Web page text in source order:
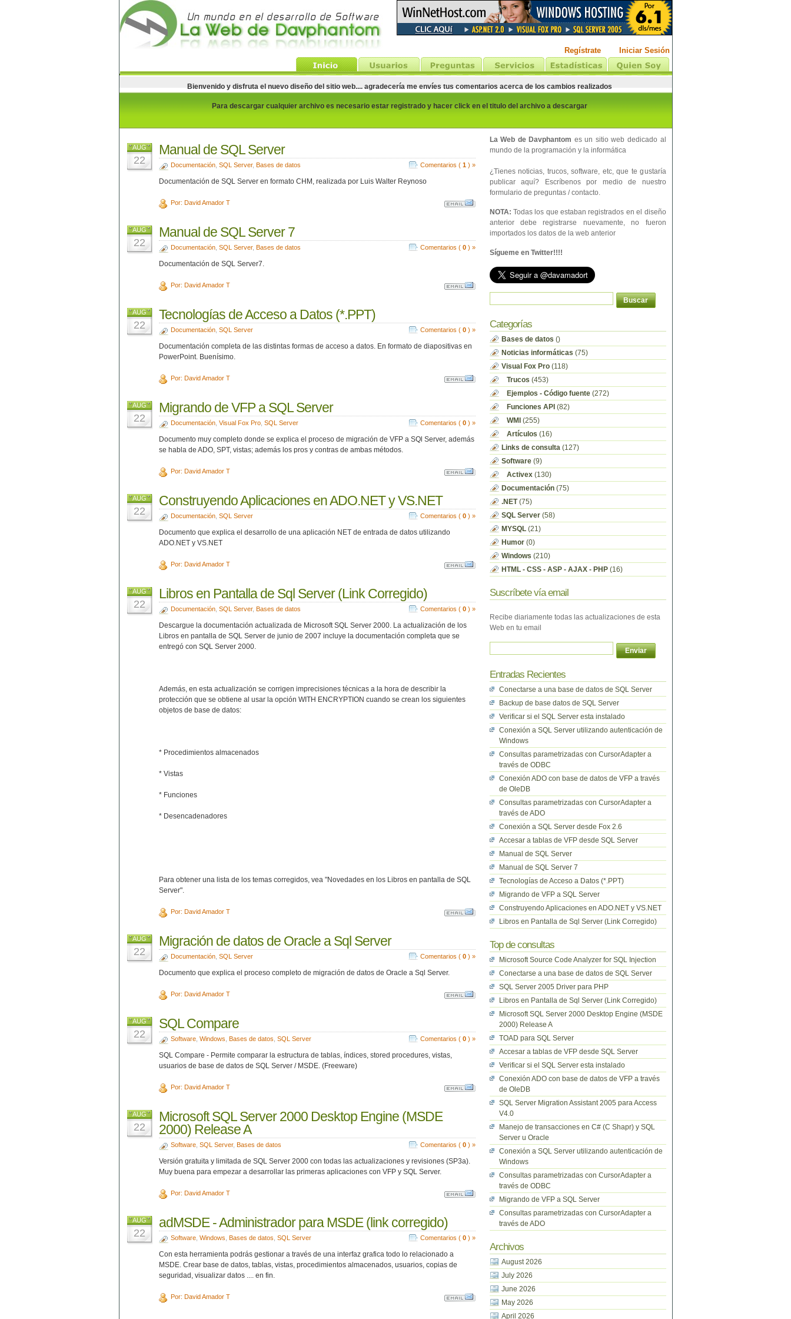
Regístrate Iniciar Sesión
Bienvenido y disfruta el nuevo diseño del sitio web.... agradecería me envíes tus comentarios acerca de los cambios realizados
Para descargar cualquier archivo es necesario estar registrado y hacer click en el titulo del archivo a descargar
AUG
22
Manual de SQL Server
Documentación, SQL Server, Bases de datos Comentarios ( 1) »
Documentación de SQL Server en formato CHM, realizada por Luis Walter Reynoso
Por: David Amador T
AUG
22
Manual de SQL Server 7
Documentación, SQL Server, Bases de datos Comentarios ( 0) »
Documentación de SQL Server7.
Por: David Amador T
AUG
22
Tecnologías de Acceso a Datos (*.PPT)
Documentación, SQL Server Comentarios ( 0) »
Documentación completa de las distintas formas de acceso a datos. En formato de diapositivas en
PowerPoint. Buenísimo.
Por: David Amador T
AUG
22
Migrando de VFP a SQL Server
Documentación, Visual Fox Pro, SQL Server Comentarios ( 0) »
Documento muy completo donde se explica el proceso de migración de VFP a SQl Server, además
se habla de ADO, SPT, vistas; además los pros y contras de ambas métodos.
Por: David Amador T
AUG
22
Construyendo Aplicaciones en ADO.NET y VS.NET
Documentación, SQL Server Comentarios ( 0) »
Documento que explica el desarrollo de una aplicación NET de entrada de datos utilizando
ADO.NET y VS.NET
Por: David Amador T
AUG
22
Libros en Pantalla de Sql Server (Link Corregido)
Documentación, SQL Server, Bases de datos Comentarios ( 0) »
Descargue la documentación actualizada de Microsoft SQL Server 2000. La actualización de los
Libros en pantalla de SQL Server de junio de 2007 incluye la documentación completa que se
entregó con SQL Server 2000.
Además, en esta actualización se corrigen imprecisiones técnicas a la hora de describir la
protección que se obtiene al usar la opción WITH ENCRYPTION cuando se crean los siguientes
objetos de base de datos:
* Procedimientos almacenados
* Vistas
* Funciones
* Desencadenadores
Para obtener una lista de los temas corregidos, vea "Novedades en los Libros en pantalla de SQL
Server".
Por: David Amador T
AUG
22
Migración de datos de Oracle a Sql Server
Documentación, SQL Server Comentarios ( 0) »
Documento que explica el proceso completo de migración de datos de Oracle a Sql Server.
Por: David Amador T
AUG
22
SQL Compare
Software, Windows Bases de datos SQL Server Comentarios ( 0) »
SQL Compare - Permite comparar la estructura de tablas, índices, stored procedures, vistas,
usuarios de base de datos de SQL Server / MSDE. (Freeware)
Por: David Amador T
AUG
22
Microsoft SQL Server 2000 Desktop Engine (MSDE
2000) Release A
Software, SQL Server, Bases de datos Comentarios ( 0) »
Versión gratuita y limitada de SQL Server 2000 con todas las actualizaciones y revisiones (SP3a).
Muy buena para empezar a desarrollar las primeras aplicaciones con VFP y SQL Server.
Por: David Amador T
AUG
22
adMSDE - Administrador para MSDE (link corregido)
Software, Windows Bases de datos SQL Server Comentarios ( 0) »
Con esta herramienta podrás gestionar a través de una interfaz grafica todo lo relacionado a
MSDE. Crear base de datos, tablas, vistas, procedimientos almacenados, usuarios, copias de
seguridad, visualizar datos .... en fin.
Por: David Amador T
La Web de Davphantom es un sitio web dedicado al
mundo de la programación y la informática
¿Tienes noticias, trucos, software, etc, que te gustaría
publicar aquí? Escríbenos por medio de nuestro
formulario de preguntas / contacto.
NOTA: Todas los que estaban registrados en el diseño
anterior debe registrarse nuevamente, no fueron
importados los datos de la web anterior
Sígueme en Twitter!!!!
Categorías
Bases de datos ()
Noticias informáticas (75)
Visual Fox Pro(118)
Trucos (453)
Ejemplos - Código fuente(272)
Funciones API (82)
WMI (255)
Artículos (16)
Links de consulta(127)
Software(9)
Activex(130)
Documentación(75)
.NET(75)
SQL Server(58)
MYSQL(21)
Humor(0)
Windows (210)
HTML - CSS - ASP - AJAX - PHP(16)
Suscríbete vía email
Recibe diariamente todas las actualizaciones de esta
Web en tu email
Entradas Recientes
Conectarse a una base de datos de SQL Server
Backup de base datos de SQL Server
Verificar si el SQL Server esta instalado
Conexión a SQL Server utilizando autenticación de
Windows
Consultas parametrizadas con CursorAdapter a
través de ODBC
Conexión ADO con base de datos de VFP a través
de OleDB
Consultas parametrizadas con CursorAdapter a
través de ADO
Conexión a SQL Server desde Fox 2.6
Accesar a tablas de VFP desde SQL Server
Manual de SQL Server
Manual de SQL Server 7
Tecnologías de Acceso a Datos (*.PPT)
Migrando de VFP a SQL Server
Construyendo Aplicaciones en ADO.NET y VS.NET
Libros en Pantalla de Sql Server (Link Corregido)
Top de consultas
Microsoft Source Code Analyzer for SQL Injection
Conectarse a una base de datos de SQL Server
SQL Server 2005 Driver para PHP
Libros en Pantalla de Sql Server (Link Corregido)
Microsoft SQL Server 2000 Desktop Engine (MSDE
2000) Release A
TOAD para SQL Server
Accesar a tablas de VFP desde SQL Server
Verificar si el SQL Server esta instalado
Conexión ADO con base de datos de VFP a través
de OleDB
SQL Server Migration Assistant 2005 para Access
V4.0
Manejo de transacciones en C# (C Shapr) y SQL
Server u Oracle
Conexión a SQL Server utilizando autenticación de
Windows
Consultas parametrizadas con CursorAdapter a
través de ODBC
Migrando de VFP a SQL Server
Consultas parametrizadas con CursorAdapter a
través de ADO
Archivos
August 2026
July 2026
June 2026
May 2026
April 2026